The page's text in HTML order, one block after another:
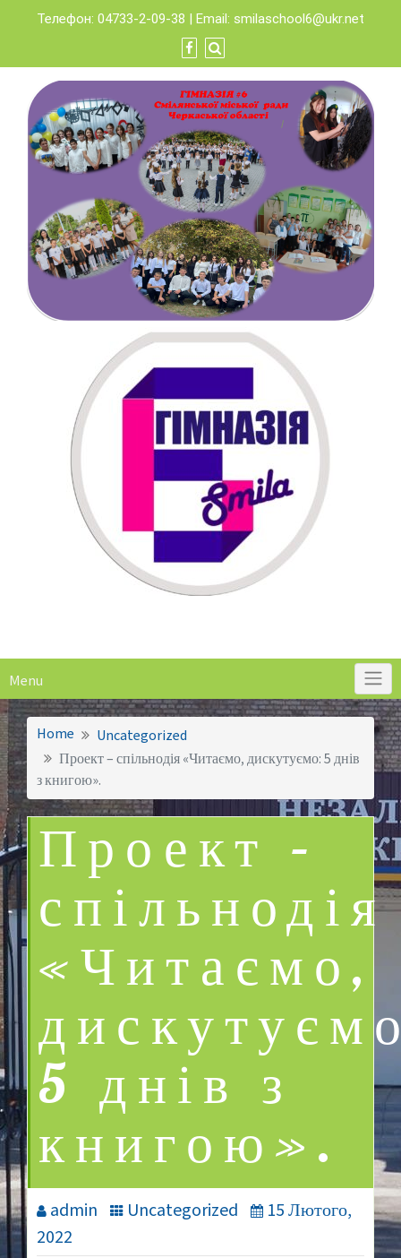
content
Телефон: 04733-2-09-38 | Email: smilaschool6@ukr.net
Menu
Home
Uncategorized
Проект – спільнодія «Читаємо, дискутуємо: 5 днів
з книгою».
Проект –
спільнодія
«Читаємо,
5 днів з
книгою».
admin Uncategorized
15 Лютого,
2022